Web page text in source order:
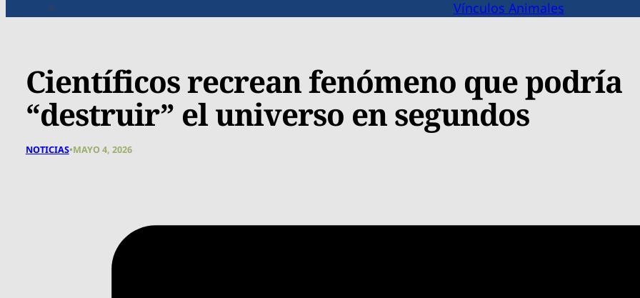
Vínculos Animales
Científicos recrean fenómeno que podría
“destruir” el universo en segundos
NOTICIAS•MAYO 4, 2026